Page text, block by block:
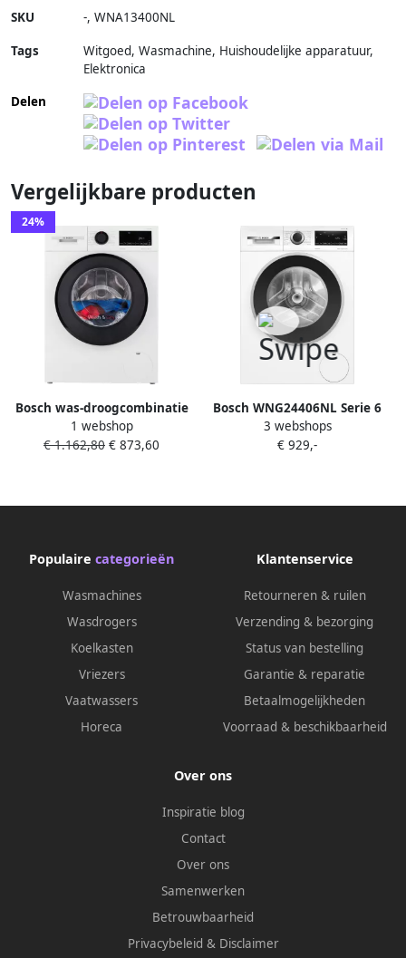
SKU -, WNA13400NL
Tags
Witgoed, Wasmachine, Huishoudelijke apparatuur,
Elektronica
Delen
Vergelijkbare producten
24%
Bosch was-droogcombinatie
WNA14420NL met
stoomfunctie
1 webshop
€ 1.162,80 € 873,60
Bosch WNG24406NL Serie 6
Was-droogcombinatie Extra
stil 9 6 kg Wassen en drogen
Iron Assist
3 webshops
€ 929,-
Populaire categorieën
Wasmachines
Wasdrogers
Koelkasten
Vriezers
Vaatwassers
Horeca
Klantenservice
Retourneren & ruilen
Verzending & bezorging
Status van bestelling
Garantie & reparatie
Betaalmogelijkheden
Voorraad & beschikbaarheid
Over ons
Inspiratie blog
Contact
Over ons
Samenwerken
Betrouwbaarheid
Privacybeleid & Disclaimer